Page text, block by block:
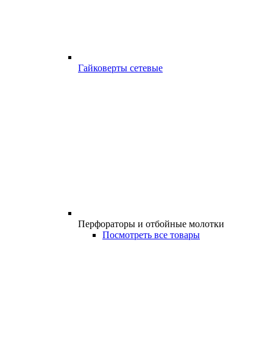
Гайковерты сетевые
Перфораторы и отбойные молотки
Посмотреть все товары